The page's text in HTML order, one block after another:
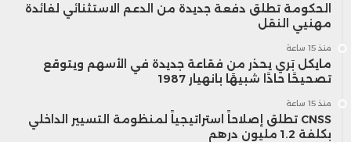
الحكومة تطلق دفعة جديدة من الدعم الاستثنائي لفائدة
مهنيي النقل
منذ 15 ساعة
مايكل بَري يحذر من فقاعة جديدة في الأسهم ويتوقع
تصحيحًا حادًا شبيهًا بانهيار 1987
منذ 15 ساعة
CNSS تطلق إصلاحاً استراتيجياً لمنظومة التسيير الداخلي
بكلفة 1.2 مليون درهم